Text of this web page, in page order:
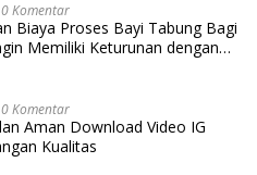
0 Komentar
Biaya Proses Bayi Tabung Bagi
Memiliki Keturunan dengan
0 Komentar
Aman Download Video IG
Kualitas